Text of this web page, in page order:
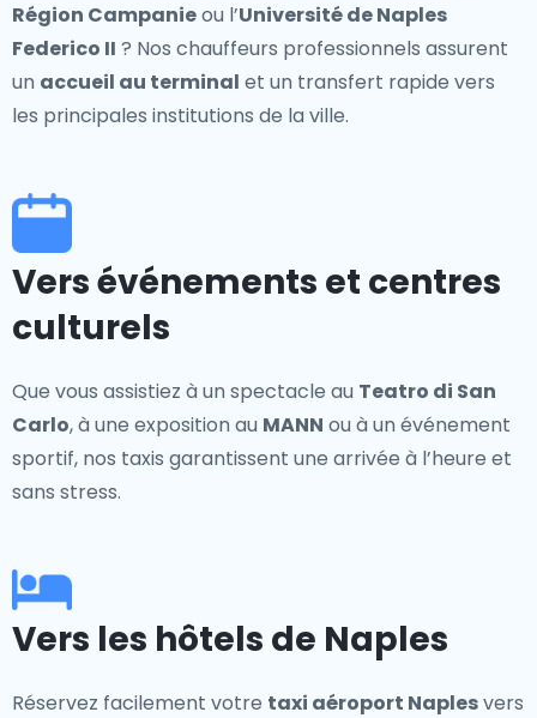
Région Campanieou l’Université de Naples
Federico II ? Nos chauffeurs professionnels assurent
un accueil au terminal et un transfert rapide vers
les principales institutions de la ville.
Vers événements et centres
culturels
Que vous assistiez à un spectacle au Teatro di San
Carlo, à une exposition au MANN ou à un événement
sportif, nos taxis garantissent une arrivée à l’heure et
sans stress.
Vers les hôtels de Naples
Réservez facilement votre taxi aéroport Naplesvers